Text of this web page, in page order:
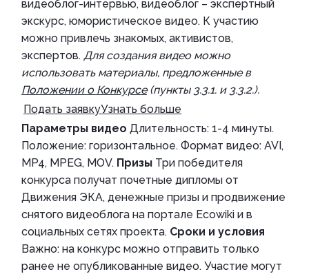
видеоблог-интервью, видеоблог – экспертный
экскурс, юмористическое видео. К участию
можно привлечь знакомых, активистов,
экспертов. Для создания видео можно
использовать материалы, предложенные в
Положении о Конкурсе(пункты 3.3.1. и 3.3.2.).
Подать заявкуУзнать больше
Параметры видео Длительность: 1-4 минуты.
Положение: горизонтальное. Формат видео: AVI,
MP4, MPEG, MOV. Призы Три победителя
конкурса получат почетные дипломы от
Движения ЭКА, денежные призы и продвижение
снятого видеоблога на портале Ecowiki и в
социальных сетях проекта. Сроки и условия
Важно: на конкурс можно отправить только
ранее не опубликованные видео. Участие могут